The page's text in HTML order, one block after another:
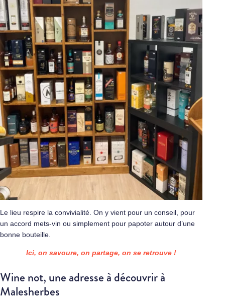
Le lieu respire la convivialité. On y vient pour un conseil, pour
un accord mets-vin ou simplement pour papoter autour d’une
bonne bouteille.
Ici, on savoure, on partage, on se retrouve !
Wine not, une adresse à découvrir à
Malesherbes